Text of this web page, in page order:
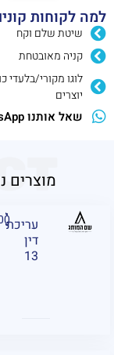
למה לקוחות
שיטת שלם וקח
קניה מאובטחת
לוגו מקורי/בלעדי
יוצרים
שאל אותנו WhatsApp
מוצרים
עריכת
דין
13